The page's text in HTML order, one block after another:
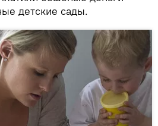
детские сады.